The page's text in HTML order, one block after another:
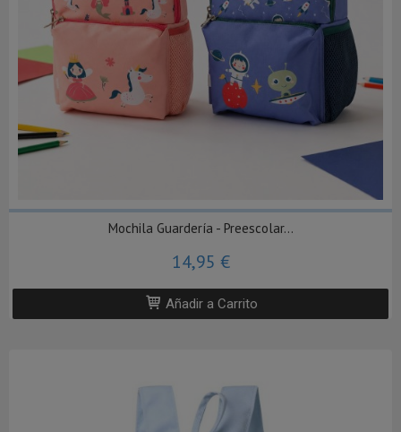
Mochila Guardería - Preescolar...
14,95 €
Añadir a Carrito